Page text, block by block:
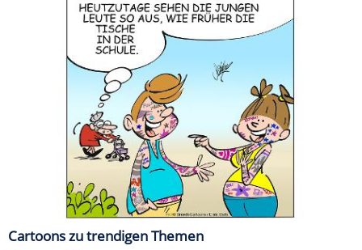
Cartoons zu trendigen Themen